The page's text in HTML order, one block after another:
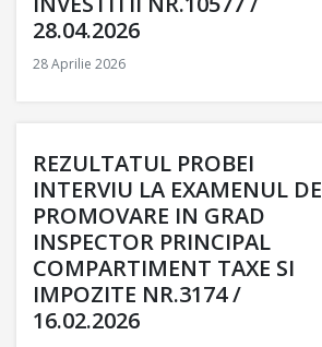
28.04.2026
28 Aprilie 2026
REZULTATUL PROBEI
INTERVIU LA EXAMENUL DE
PROMOVARE IN GRAD
INSPECTOR PRINCIPAL
COMPARTIMENT TAXE SI
IMPOZITE NR.3174 /
16.02.2026